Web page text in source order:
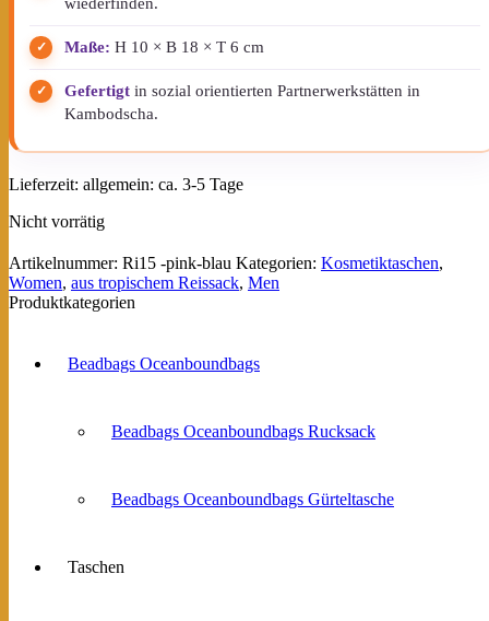
Maße: H 10 × B 18 × T 6 cm
Gefertigt in sozial orientierten Partnerwerkstätten in
Kambodscha.
Lieferzeit: allgemein: ca. 3-5 Tage
Nicht vorrätig
Artikelnummer: Ri15 -pink-blau Kategorien: Kosmetiktaschen,
Women, aus tropischem Reissack, Men
Produktkategorien
Beadbags Oceanboundbags
Beadbags Oceanboundbags Rucksack
Beadbags Oceanboundbags Gürteltasche
Taschen